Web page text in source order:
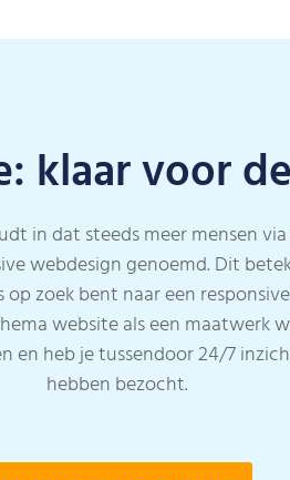
klaar voor
in dat steeds meer mensen
webdesign genoemd. Dit
zoek bent naar een
website als een
en heb je tussendoor 24/7
hebben bezocht.